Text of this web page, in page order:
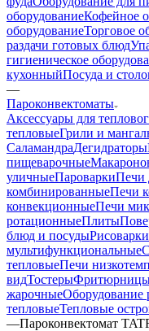
оборудованиеКофейное
оборудованиеТорговое
раздачи готовых блюд
гигиеническое
кухонныйПосуда и
—
Пароконвектоматы
Аксессуары для
тепловыеГрили и
СаламандраДегидраторы
пищеварочные
уличныеПароваркиПечи
комбинированныеПечи
конвекционныеПечи
ротационныеПлиты
блюд и посуды
мультифункциональные
тепловыеПечи
видТостеры
жарочныеОборудование
тепловыеТепловые
—Пароконвектомат